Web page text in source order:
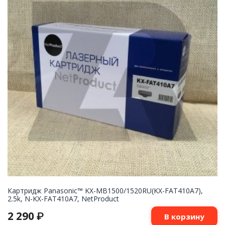
Картридж Panasonic™ KX-MB1500/1520RU(KX-FAT410A7),
2.5k, N-KX-FAT410A7, NetProduct
2 290 ₽ В корзину